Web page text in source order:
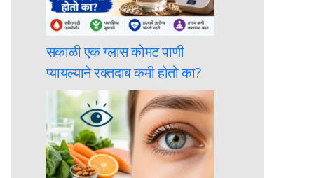
सकाळी एक ग्लास कोमट पाणी
प्यायल्याने रक्तदाब कमी होतो का?